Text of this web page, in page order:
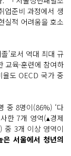
업준비 과정에서 생
실적 어려움을 호소
’로서 역대 최대 규
교육·훈련에 참여하
도 OECD 국가 중
중 8명이(86%) ‘다
한 7개 영역(▴경제
중 3개 이상 영역이
은 서울에서 청년의